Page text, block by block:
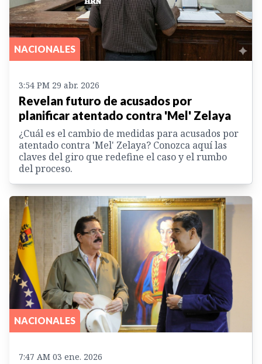
NACIONALES
3:54 PM 29 abr. 2026
Revelan futuro de acusados por
planificar atentado contra 'Mel' Zelaya
¿Cuál es el cambio de medidas para acusados por
atentado contra 'Mel' Zelaya? Conozca aquí las
claves del giro que redefine el caso y el rumbo
del proceso.
NACIONALES
7:47 AM 03 ene. 2026